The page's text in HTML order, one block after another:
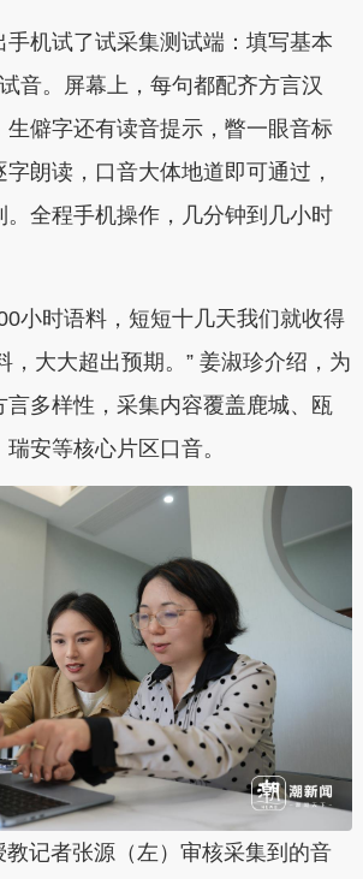
机试了试采集测试端：填写基本
音。屏幕上，每句都配齐方言汉
生僻字还有读音提示，瞥一眼音标
朗读，口音大体地道即可通过，
。全程手机操作，几分钟到几小时
时语料，短短十几天我们就收得
，大大超出预期。” 姜淑珍介绍，为
言多样性，采集内容覆盖鹿城、瓯
安等核心片区口音。
者张源（左）审核采集到的音